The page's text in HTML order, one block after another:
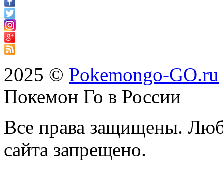
2025 © Pokemongo-GO.ru
Покемон Го в России
Все права защищены.
сайта запрещено.